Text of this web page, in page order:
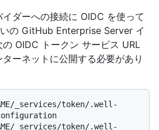
ダーへの接続に OIDC を使って
の GitHub Enterprise Server イ
の OIDC トークン サービス URL
ーネットに公開する必要があり
_services/token/.well-
_services/token/.well-